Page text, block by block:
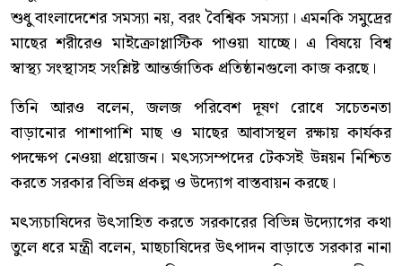
শুধু বাংলাদেশের সমস্যা নয়, বরং বৈশ্বিক সমস্যা। এমনকি সমুদ্রের
মাছের শরীরেও মাইক্রোপ্লাস্টিক পাওয়া যাচ্ছে। এ বিষয়ে বিশ্ব
স্বাস্থ্য সংস্থাসহ সংশ্লিষ্ট আন্তর্জাতিক প্রতিষ্ঠানগুলো কাজ করছে।
তিনি আরও বলেন, জলজ পরিবেশ দূষণ রোধে সচেতনতা
বাড়ানোর পাশাপাশি মাছ ও মাছের আবাসস্থল রক্ষায় কার্যকর
পদক্ষেপ নেওয়া প্রয়োজন। মৎস্যসম্পদের টেকসই উন্নয়ন নিশ্চিত
করতে সরকার বিভিন্ন প্রকল্প ও উদ্যোগ বাস্তবায়ন করছে।
মৎস্যচাষিদের উৎসাহিত করতে সরকারের বিভিন্ন উদ্যোগের কথা
তুলে ধরে মন্ত্রী বলেন, মাছচাষিদের উৎপাদন বাড়াতে সরকার নানা